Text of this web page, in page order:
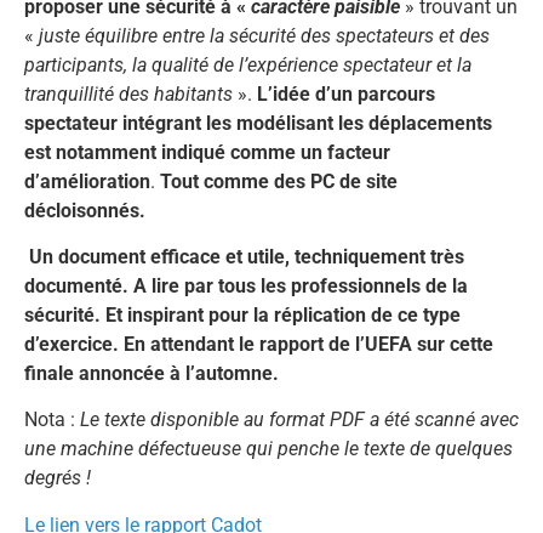
proposer une sécurité à « caractère paisible » trouvant un
« juste équilibre entre la sécurité des spectateurs et des
participants, la qualité de l’expérience spectateur et la
tranquillité des habitants ». L’idée d’un parcours
spectateur intégrant les modélisant les déplacements
est notamment indiqué comme un facteur
d’amélioration. Tout comme des PC de site
décloisonnés.
Un document efficace et utile, techniquement très
documenté. A lire par tous les professionnels de la
sécurité. Et inspirant pour la réplication de ce type
d’exercice. En attendant le rapport de l’UEFA sur cette
finale annoncée à l’automne.
Nota : Le texte disponible au format PDF a été scanné avec
une machine défectueuse qui penche le texte de quelques
degrés !
Le lien vers le rapport Cadot